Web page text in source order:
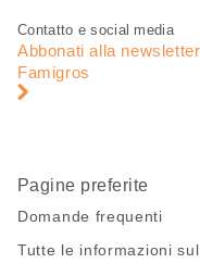
Piè
pagina
Navigazione
pagina
Contatto e social media
Abbonati alla newsletter
Famigros
Pagine preferite
Domande frequenti
Tutte le informazioni